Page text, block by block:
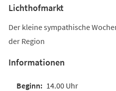
Lichthofmarkt
Der kleine sympathische
der Region
Informationen
14.00 Uhr